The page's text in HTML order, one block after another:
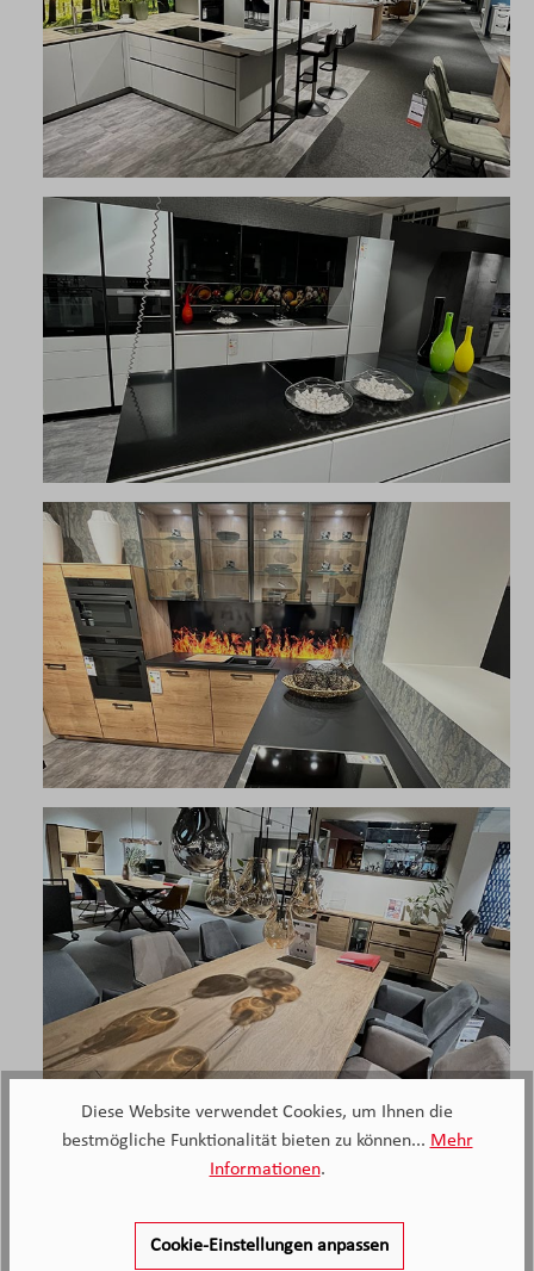
Diese Website verwendet Cookies, um Ihnen die
bestmögliche Funktionalität bieten zu können... Mehr
Informationen.
Cookie-Einstellungen anpassen